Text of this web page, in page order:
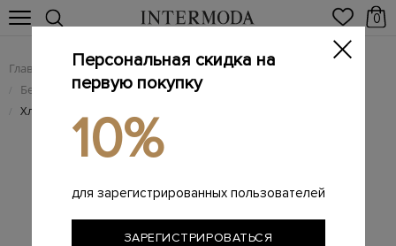
0
Главная Мужчинам / Одежда
/ Белье и домашняя одежда
/ Хлопковые носки Tiago из пряжи двухслойного скручивания
Персональная скидка на
первую покупку
10%
для зарегистрированных пользователей
ЗАРЕГИСТРИРОВАТЬСЯ